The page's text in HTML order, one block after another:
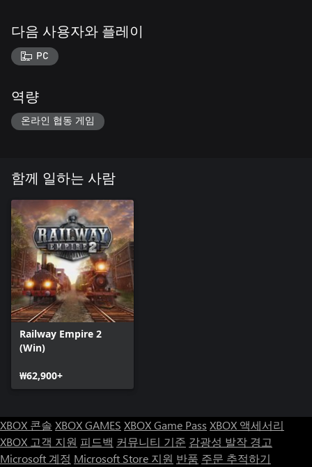
지도 또는 이탈리아 북부와 남부를 아우르는 두 개의 매우 상세한
지도를 통해 이탈리아의 시골을 탐험하세요.
• 미식의 천국: 파스타와 그라파부터 희귀한 흰색 대리석까지 22
• 돌체 비타: 19곡의 새로운 징글과 트랙이 이탈리아의 달콤한 삶
으로 여러분을.
다음 사용자와 플레이
PC
역량
온라인 협동 게임
함께 일하는 사람
Railway Empire 2
(Win)
₩62,900+
XBOX 콘솔 XBOX GAMES XBOX Game Pass XBOX 액세서리
XBOX 고객 지원 피드백 커뮤니티 기준 감광성 발작 경고
Microsoft 계정 Microsoft Store 지원 반품 주문 추적하기